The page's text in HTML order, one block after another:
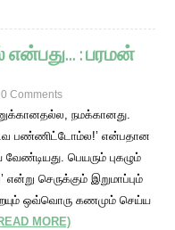
: பரமன்
0 Comments
நமக்கானது.
பண்ணிட்டோம்ல!’ என்பதான
பெயரும் புகழும்
செருக்கும் இறுமாப்பும்
ஒவ்வொரு கணமும் செய்ய
MORE)